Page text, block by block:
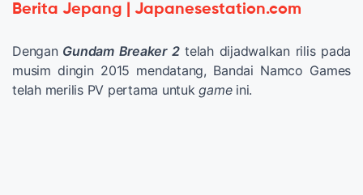
Berita Jepang | Japanesestation.com
DenganGundam Breaker 2 telah dijadwalkan rilis pada
musim dingin 2015 mendatang, Bandai Namco Games
telah merilis PV pertama untukgameini.